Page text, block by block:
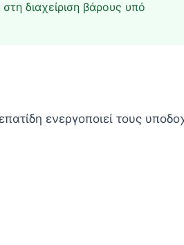
διαχείριση βάρους υπό
ενεργοποιεί τους